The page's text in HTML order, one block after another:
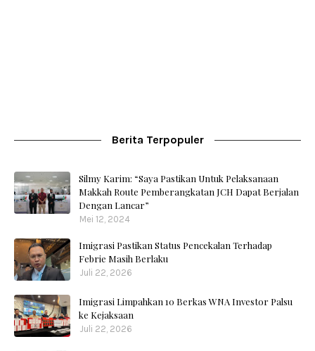
Berita Terpopuler
Silmy Karim: “Saya Pastikan Untuk Pelaksanaan
Makkah Route Pemberangkatan JCH Dapat Berjalan
Dengan Lancar”
Mei 12, 2024
Imigrasi Pastikan Status Pencekalan Terhadap
Febrie Masih Berlaku
Juli 22, 2026
Imigrasi Limpahkan 10 Berkas WNA Investor Palsu
ke Kejaksaan
Juli 22, 2026